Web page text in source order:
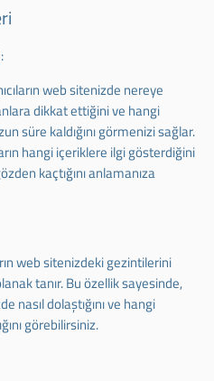
:
web sitenizde nereye
dikkat ettiğini ve hangi
süre kaldığını görmenizi sağlar.
hangi içeriklere ilgi gösterdiğini
kaçtığını anlamanıza
web sitenizdeki gezintilerini
tanır. Bu özellik sayesinde,
nasıl dolaştığını ve hangi
görebilirsiniz.